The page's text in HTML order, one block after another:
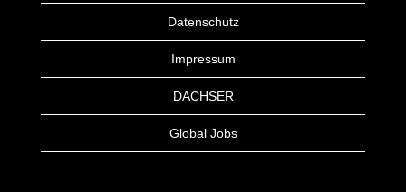
Datenschutz
Impressum
DACHSER
Global Jobs